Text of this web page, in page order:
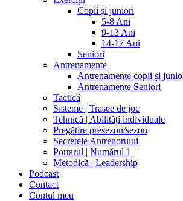
Copii și juniori
5-8 Ani
9-13 Ani
14-17 Ani
Seniori
Antrenamente
Antrenamente copii și
Antrenamente Seniori
Tactică
Sisteme | Trasee de joc
Tehnică | Abilități individuale
Pregătire presezon/sezon
Secretele Antrenorului
Portarul | Numărul 1
Metodică | Leadership
Podcast
Contact
Contul meu